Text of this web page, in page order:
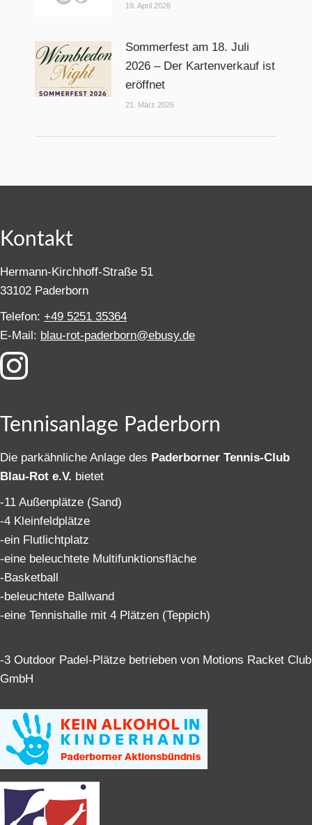
19. April 2026
Sommerfest am 18. Juli
2026 – Der Kartenverkauf ist
eröffnet
21. März 2026
Kontakt
Hermann-Kirchhoff-Straße 51
33102 Paderborn
Telefon: +49 5251 35364
E-Mail: blau-rot-paderborn@ebusy.de
Tennisanlage Paderborn
Die parkähnliche Anlage des Paderborner Tennis-Club
Blau-Rot e.V. bietet
-11 Außenplätze (Sand)
-4 Kleinfeldplätze
-ein Flutlichtplatz
-eine beleuchtete Multifunktionsfläche
-Basketball
-beleuchtete Ballwand
-eine Tennishalle mit 4 Plätzen (Teppich)
-3 Outdoor Padel-Plätze betrieben von Motions Racket Club
GmbH